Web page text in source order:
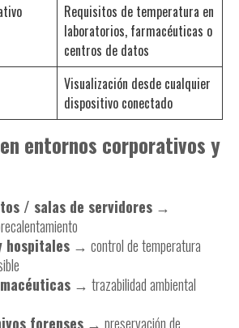
Requisitos de temperatura en
laboratorios, farmacéuticas o
centros de datos
Visualización desde cualquier
dispositivo conectado
entornos corporativos y
/ salas de servidores →
hospitales → control de temperatura
→ trazabilidad ambiental
forenses → preservación de